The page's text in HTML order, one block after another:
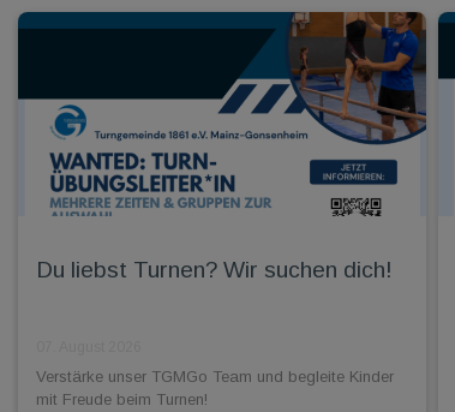
Du liebst Turnen? Wir suchen dich!
Verstärke unser TGMGo Team und begleite Kinder
mit Freude beim Turnen!